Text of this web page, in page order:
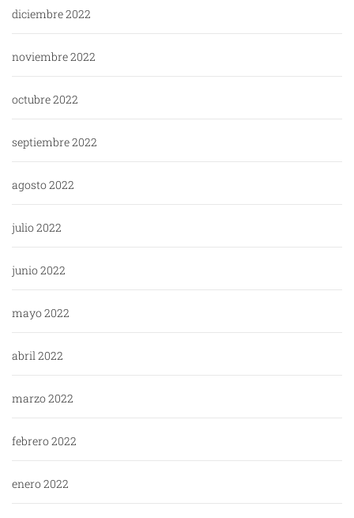
diciembre 2022
noviembre 2022
octubre 2022
septiembre 2022
agosto 2022
julio 2022
junio 2022
mayo 2022
abril 2022
marzo 2022
febrero 2022
enero 2022